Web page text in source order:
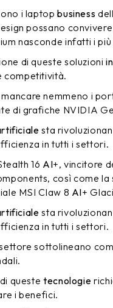
i laptopbusiness
possano
nasconde infatti i
di queste soluzioni
competitività.
nemmeno i
di grafiche NVIDIA
sta
in tutti i settori.
16 AI+, vincitore
così come
MSI Claw 8 AI+
sta
in tutti i settori.
sottolineano
queste tecnologie
i benefici.